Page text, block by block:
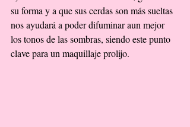
su forma y a que sus cerdas son más sueltas
nos ayudará a poder difuminar aun mejor
los tonos de las sombras, siendo este punto
clave para un maquillaje prolijo.